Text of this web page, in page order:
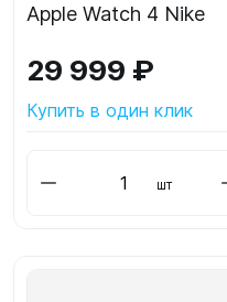
Apple Watch 4 Nike
29 999 ₽
Купить в один клик
шт